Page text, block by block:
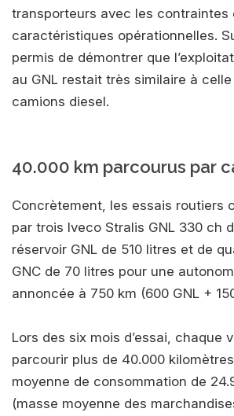
transporteurs avec les contraintes
caractéristiques opérationnelles.
permis de démontrer que
au GNL restait très similaire à
camions diesel.
40.000 km parcourus par
Concrètement, les essais routiers
par trois Iveco Stralis GNL 330 ch
réservoir GNL de 510 litres et de
GNC de 70 litres pour une
annoncée à 750 km (600 GNL +
Lors des six mois d’essai, chaque
parcourir plus de 40.000
moyenne de consommation de
(masse moyenne des